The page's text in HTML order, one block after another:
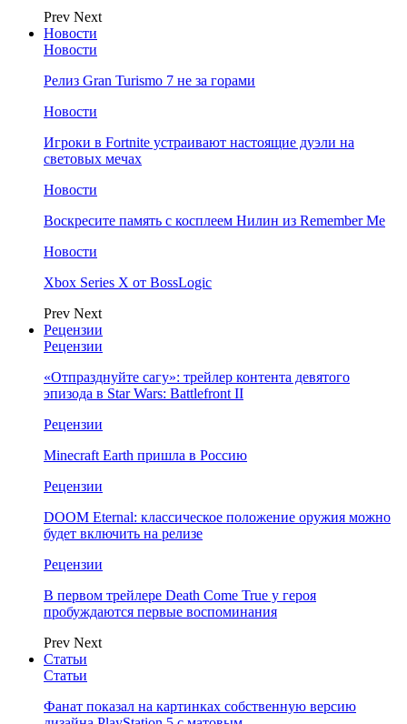
Prev Next
Новости
Новости
Релиз Gran Turismo 7 не за горами
Новости
Игроки в Fortnite устраивают настоящие дуэли на
световых мечах
Новости
Воскресите память с косплеем Нилин из Remember Me
Новости
Xbox Series X от BossLogic
Prev Next
Рецензии
Рецензии
«Отпразднуйте сагу»: трейлер контента девятого
эпизода в Star Wars: Battlefront II
Рецензии
Minecraft Earth пришла в Россию
Рецензии
DOOM Eternal: классическое положение оружия можно
будет включить на релизе
Рецензии
В первом трейлере Death Come True у героя
пробуждаются первые воспоминания
Prev Next
Статьи
Статьи
Фанат показал на картинках собственную версию